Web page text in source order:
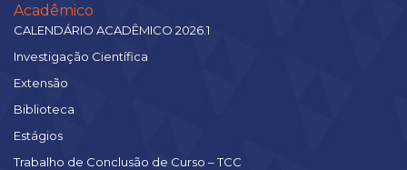
Acadêmico
CALENDÁRIO ACADÊMICO 2026.1
Investigação Científica
Extensão
Biblioteca
Estágios
Trabalho de Conclusão de Curso – TCC